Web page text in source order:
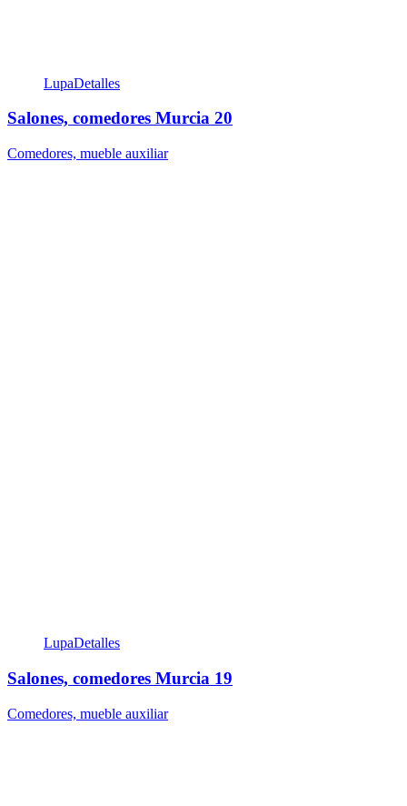
LupaDetalles
Salones, comedores Murcia 20
Comedores, mueble auxiliar
LupaDetalles
Salones, comedores Murcia 19
Comedores, mueble auxiliar